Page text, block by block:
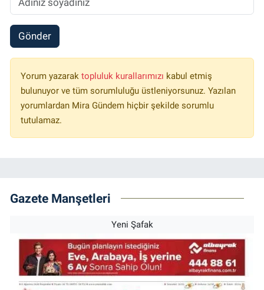
Gönder
Yorum yazarak topluluk kurallarımızı kabul etmiş
bulunuyor ve tüm sorumluluğu üstleniyorsunuz. Yazılan
yorumlardan Mira Gündem hiçbir şekilde sorumlu
tutulamaz.
Gazete Manşetleri
Yeni Şafak